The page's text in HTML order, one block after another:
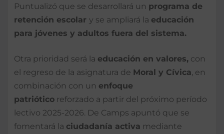
Puntualizó que se desarrollará un programa de
retención escolar y se ampliará la educación
para jóvenes y adultos fuera del sistema.
Otra prioridad será la educación en valores, con
el regreso de la asignatura de Moral y Cívica , en
combinación con un enfoque
patriótico reforzado a partir del próximo período
lectivo 2025-2026. De Camps apuntó que se
fomentará la ciudadanía activa mediante